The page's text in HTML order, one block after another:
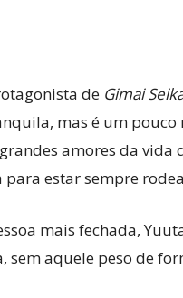
de Gimai
mas é um pouco
amores da
estar sempre
mais fechada,
sem aquele peso de